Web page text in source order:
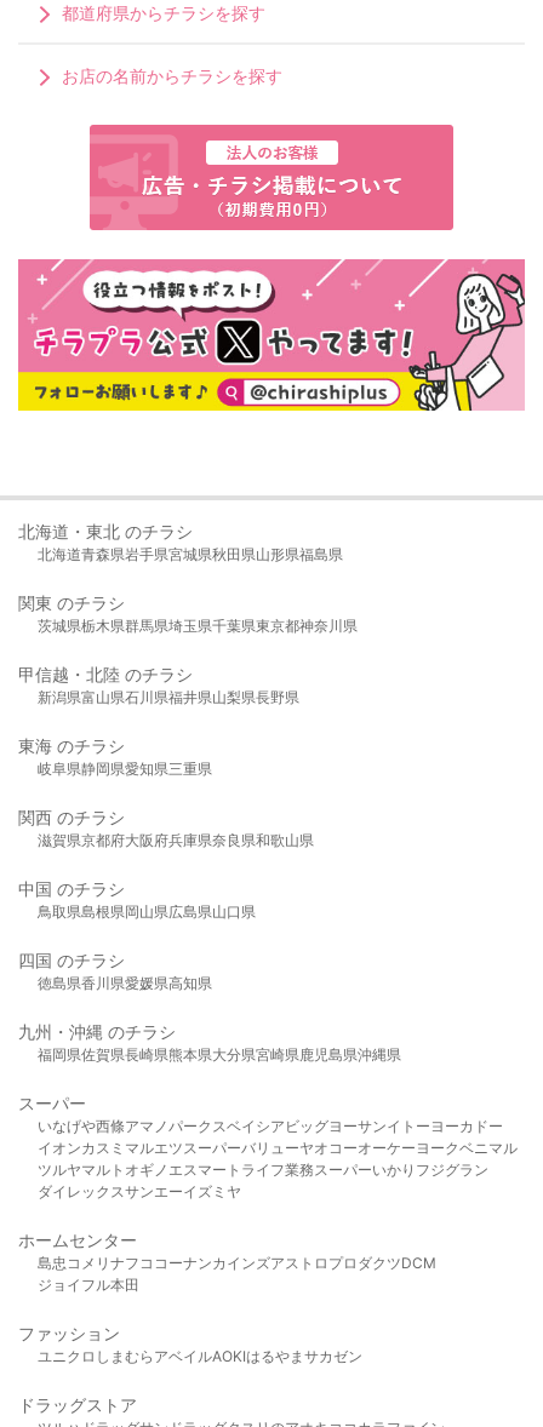
都道府県からチラシを探す
お店の名前からチラシを探す
北海道・東北 のチラシ
北海道青森県岩手県宮城県秋田県山形県福島県
関東 のチラシ
茨城県栃木県群馬県埼玉県千葉県東京都神奈川県
甲信越・北陸 のチラシ
新潟県富山県石川県福井県山梨県長野県
東海 のチラシ
岐阜県静岡県愛知県三重県
関西 のチラシ
滋賀県京都府大阪府兵庫県奈良県和歌山県
中国 のチラシ
鳥取県島根県岡山県広島県山口県
四国 のチラシ
徳島県香川県愛媛県高知県
九州・沖縄 のチラシ
福岡県佐賀県長崎県熊本県大分県宮崎県鹿児島県沖縄県
スーパー
いなげや西條アマノパークスベイシア ビッグヨーサンイトーヨーカドー
イオンカスミ マルエツスーパーバリューヤオコーオーケー ヨークベニマル
ツルヤマルト オギノ エスマート ライフ業務スーパーいかり フジグラン
ダイレックスサンエーイズミヤ
ホームセンター
島忠 コメリ ナフコ コーナンカインズアストロプロダクツDCM
ジョイフル本田
ファッション
ユニクロ しまむら アベイルAOKIはるやま サカゼン
ドラッグストア